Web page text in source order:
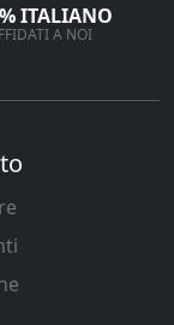
ITALIANO
A NOI